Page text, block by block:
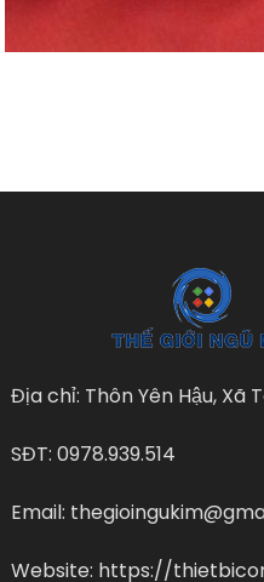
Địa chỉ: Thôn Yên Hậu, Xã
SĐT: 0978.939.514
Email:
Website: https://